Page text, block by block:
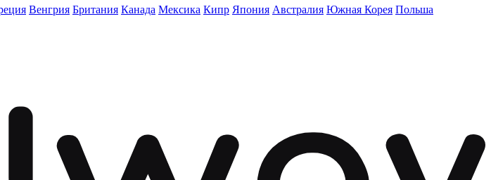
Венгрия Британия Канада Мексика Кипр Япония Австралия Южная Корея Польша